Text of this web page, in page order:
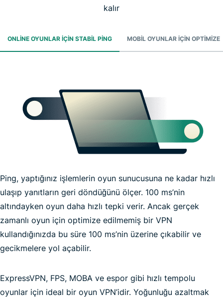
kalır
ONLINE OYUNLAR IÇIN STABIL PING MOBIL OYUNLAR IÇIN OPTIMIZE
Ping, yaptığınız işlemlerin oyun sunucusuna ne kadar hızlı
ulaşıp yanıtların geri döndüğünü ölçer. 100 ms’nin
altındayken oyun daha hızlı tepki verir. Ancak gerçek
zamanlı oyun için optimize edilmemiş bir VPN
kullandığınızda bu süre 100 ms’nin üzerine çıkabilir ve
gecikmelere yol açabilir.
ExpressVPN, FPS, MOBA ve espor gibi hızlı tempolu
oyunlar için ideal bir oyun VPN’idir. Yoğunluğu azaltmak